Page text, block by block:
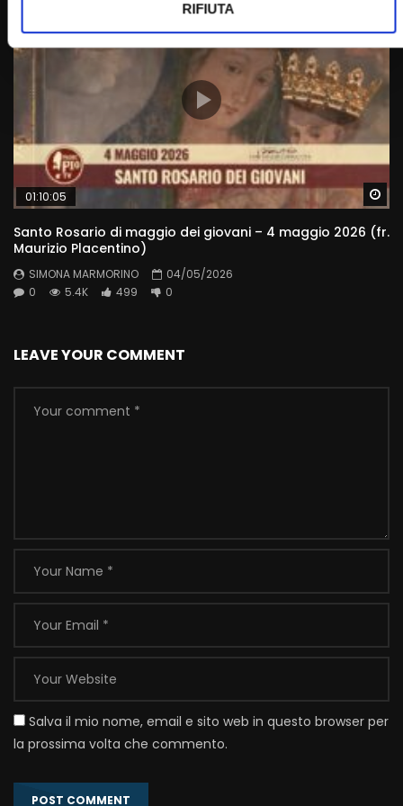
RIFIUTA
01:10:05
Santo Rosario di maggio dei giovani – 4 maggio 2026 (fr.
Maurizio Placentino)
SIMONA MARMORINO
04/05/2026
0
5.4K 499 0
LEAVE YOUR COMMENT
Salva il mio nome, email e sito web in questo browser per
la prossima volta che commento.